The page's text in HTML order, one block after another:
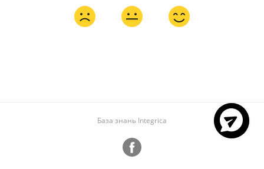
База знань Integrica